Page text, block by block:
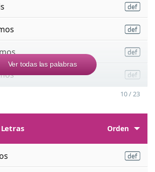
Ver todas las palabras
10 / 23
Orden